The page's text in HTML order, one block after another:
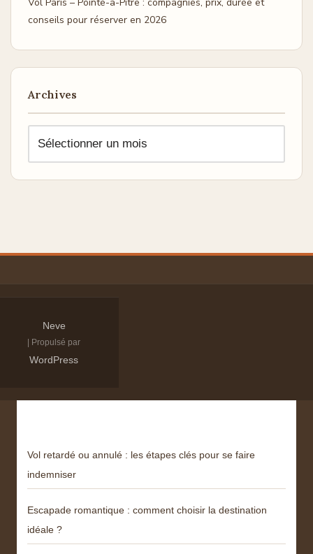
conseils pour réserver en 2026
Archives
Neve
| Propulsé par
WordPress
Vol retardé ou annulé : les étapes clés pour se faire
indemniser
Escapade romantique : comment choisir la destination
idéale ?